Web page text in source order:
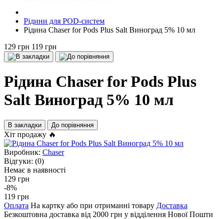
Рідини для POD-систем
Рідина Chaser for Pods Plus Salt Виноград 5% 10 мл
129 грн 119 грн
Рідина Chaser for Pods Plus
Salt Виноград 5% 10 мл
В закладки До порівняння
Хіт продажу 🔥
Виробник: Chaser
Відгуки: (0)
Немає в наявності
129 грн
-8%
119 грн
Оплата На картку або при отриманні товару Доставка
Безкоштовна доставка від 2000 грн у відділення Нової Пошти